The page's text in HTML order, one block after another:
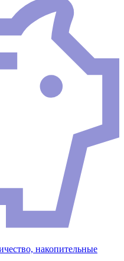
накопительные